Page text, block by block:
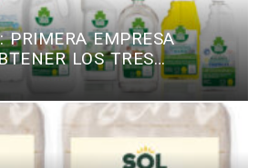
PRIMERA EMPRESA
LOS TRES
ECOLÓGICOS
DE LIMPIEZA